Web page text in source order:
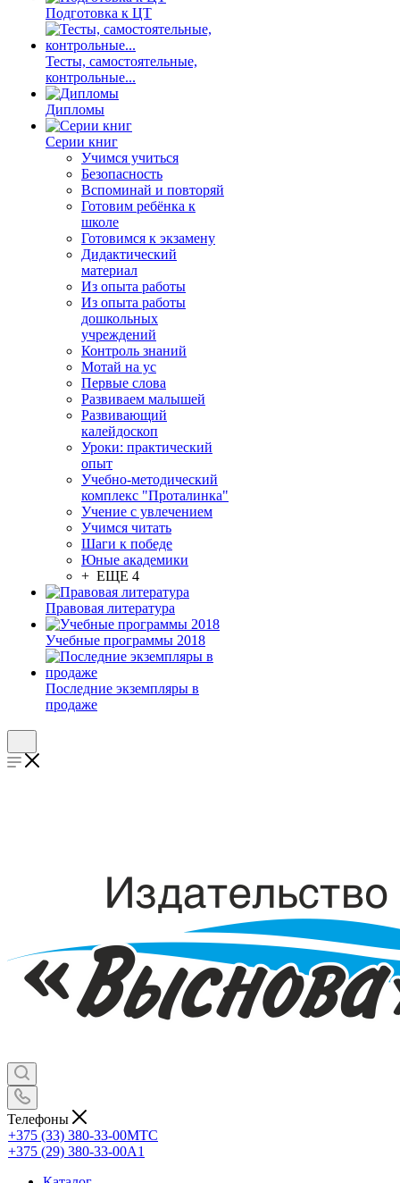
Подготовка к ЦТ
Тесты, самостоятельные,
контрольные...
Дипломы
Серии книг
Учимся учиться
Безопасность
Вспоминай и повторяй
Готовим ребёнка к
школе
Готовимся к экзамену
Дидактический
материал
Из опыта работы
Из опыта работы
дошкольных
учреждений
Контроль знаний
Мотай на ус
Первые слова
Развиваем малышей
Развивающий
калейдоскоп
Уроки: практический
опыт
Учебно-методический
комплекс "Проталинка"
Учение с увлечением
Учимся читать
Шаги к победе
Юные академики
+ ЕЩЕ 4
Правовая литература
Учебные программы 2018
Последние экземпляры в
продаже
Телефоны
+375 (33) 380-33-00МТС
+375 (29) 380-33-00А1